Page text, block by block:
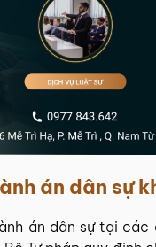
án dân sự
án dân sựtại các